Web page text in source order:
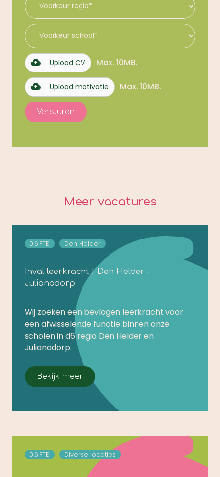
Upload CV Max. 10MB.
Upload motivatie Max. 10MB.
Meer vacatures
0.6 FTE Den Helder
Inval leerkracht | Den Helder -
Julianadorp
Wij zoeken een bevlogen leerkracht voor
een afwisselende functie binnen onze
scholen in d6 regio Den Helder en
Julianadorp.
Bekijk meer
0.6 FTE Diverse locaties